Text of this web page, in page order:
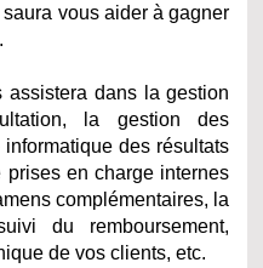
vous aider à gagner
assistera dans la gestion
la gestion des
des résultats
prises en charge internes
complémentaires, la
du remboursement,
de vos clients, etc.